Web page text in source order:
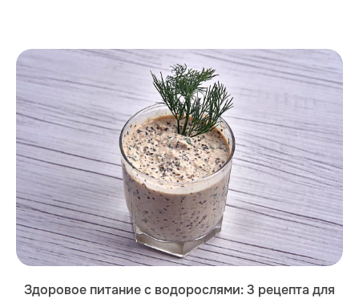
Здоровое питание с водорослями: 3 рецепта для